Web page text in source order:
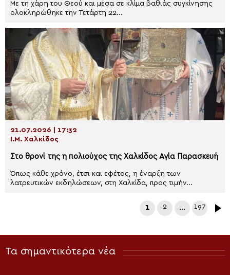
Με τη χάρη του Θεού και μέσα σε κλίμα βαθιάς συγκίνησης
ολοκληρώθηκε την Τετάρτη 22...
21.07.2026 | 17:32
Ι.Μ. Χαλκίδος
Στο θρονί της η πολιούχος της Χαλκίδος Αγία Παρασκευή
Όπως κάθε χρόνο, έτσι και εφέτος, η έναρξη των
λατρευτικών εκδηλώσεων, στη Χαλκίδα, προς τιμήν...
1 2 … 197
Τα σημαντικότερα νέα